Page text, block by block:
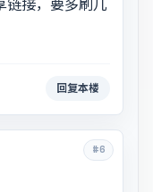
接，要多刷几
回复本楼
#6